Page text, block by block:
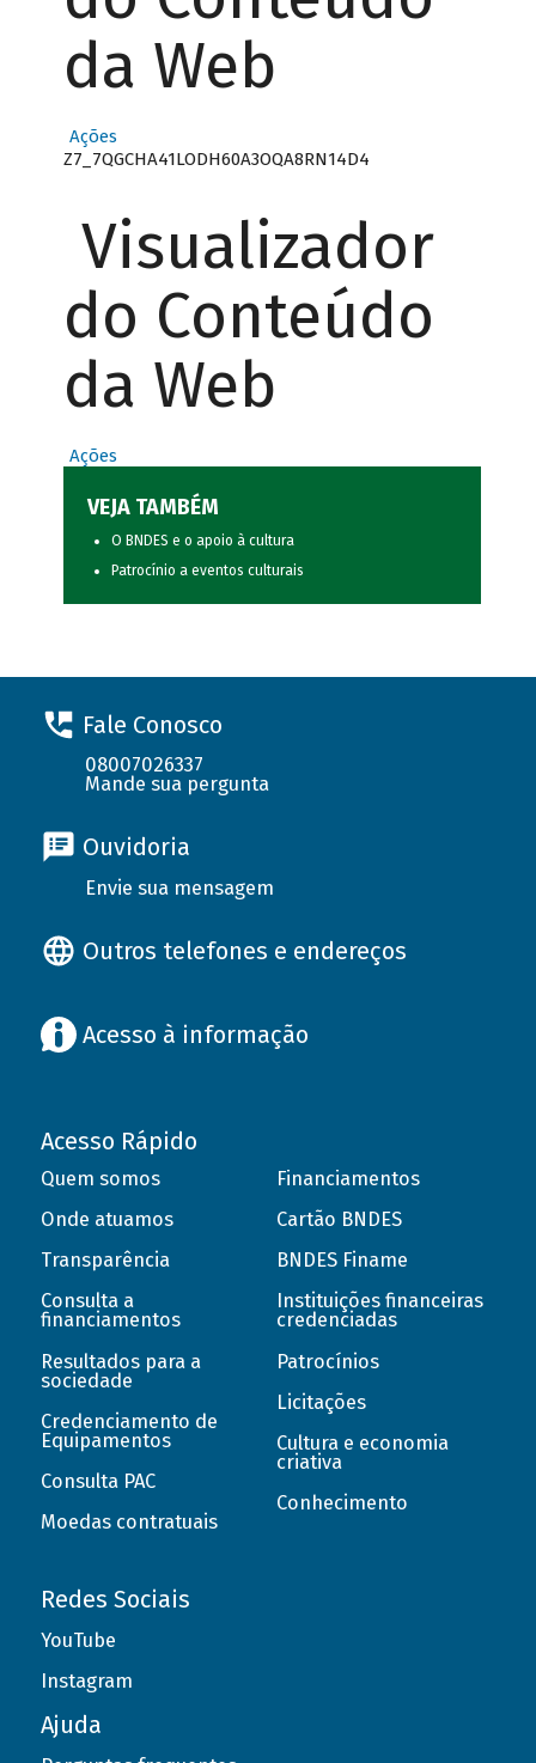
da Web
Ações
Z7_7QGCHA41LODH60A3OQA8RN14D4
Visualizador
do Conteúdo
da Web
Ações
VEJA TAMBÉM
O BNDES e o apoio à cultura
Patrocínio a eventos culturais
Fale Conosco
08007026337
Mande sua pergunta
Ouvidoria
Envie sua mensagem
Outros telefones e endereços
Acesso à informação
Acesso Rápido
Quem somos
Onde atuamos
Transparência
Consulta a
financiamentos
Resultados para a
sociedade
Credenciamento de
Equipamentos
Consulta PAC
Moedas contratuais
Financiamentos
Cartão BNDES
BNDES Finame
Instituições financeiras
credenciadas
Patrocínios
Licitações
Cultura e economia
criativa
Conhecimento
Redes Sociais
YouTube
Instagram
Ajuda